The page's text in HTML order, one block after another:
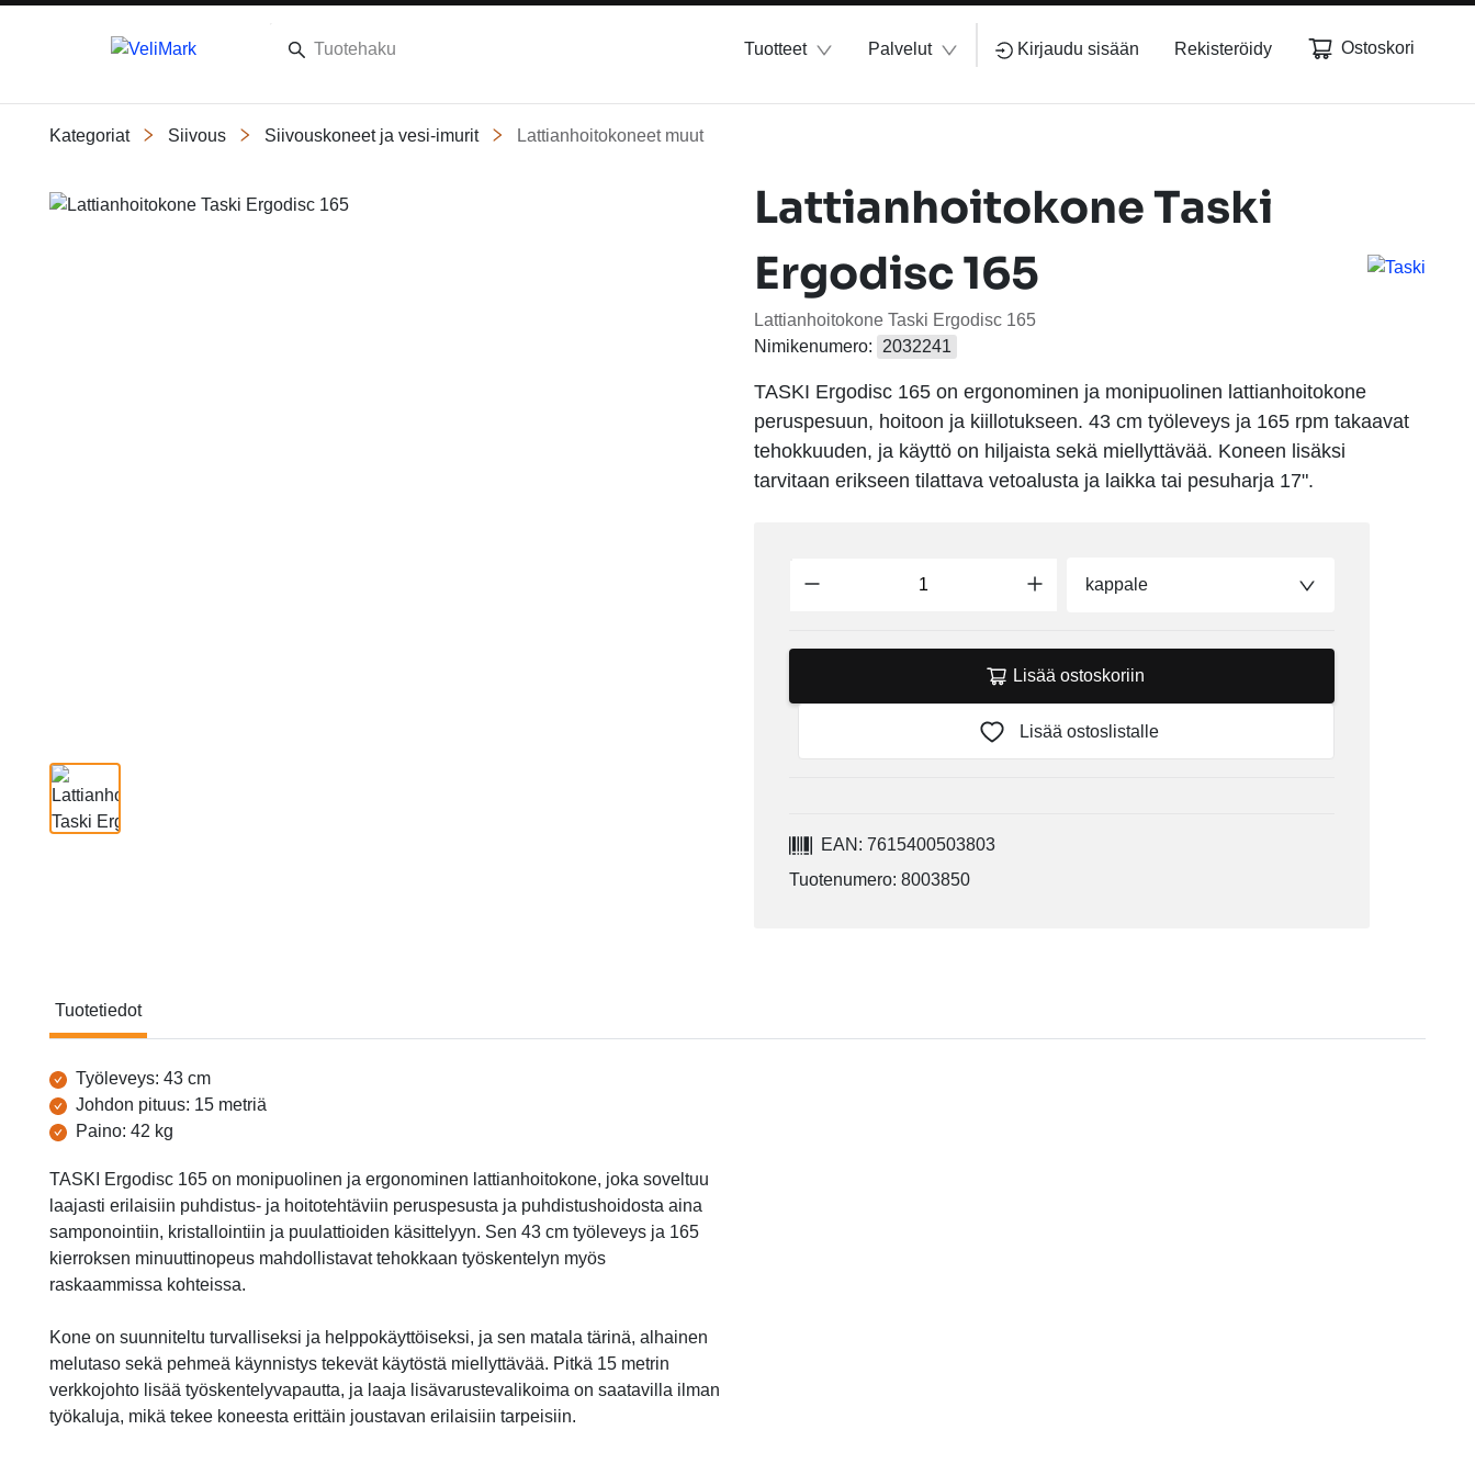
Tuotteet Palvelut Kirjaudu sisään Rekisteröidy Ostoskori
Kategoriat Siivous Siivouskoneet ja vesi-imurit Lattianhoitokoneet muut
Slide 1 of 1
Lattianhoitokone Taski
Ergodisc 165
Lattianhoitokone Taski Ergodisc 165
Nimikenumero:
2032241
TASKI Ergodisc 165 on ergonominen ja monipuolinen lattianhoitokone
peruspesuun, hoitoon ja kiillotukseen. 43 cm työleveys ja 165 rpm takaavat
tehokkuuden, ja käyttö on hiljaista sekä miellyttävää. Koneen lisäksi
tarvitaan erikseen tilattava vetoalusta ja laikka tai pesuharja 17".
kappale
Lisää ostoskoriin
Lisää ostoslistalle
EAN: 7615400503803
Tuotenumero: 8003850
Tuotetiedot
Tuotetiedot
Työleveys: 43 cm
Johdon pituus: 15 metriä
Paino: 42 kg
TASKI Ergodisc 165 on monipuolinen ja ergonominen lattianhoitokone, joka soveltuu
laajasti erilaisiin puhdistus- ja hoitotehtäviin peruspesusta ja puhdistushoidosta aina
samponointiin, kristallointiin ja puulattioiden käsittelyyn. Sen 43 cm työleveys ja 165
kierroksen minuuttinopeus mahdollistavat tehokkaan työskentelyn myös
raskaammissa kohteissa.
Kone on suunniteltu turvalliseksi ja helppokäyttöiseksi, ja sen matala tärinä, alhainen
melutaso sekä pehmeä käynnistys tekevät käytöstä miellyttävää. Pitkä 15 metrin
verkkojohto lisää työskentelyvapautta, ja laaja lisävarustevalikoima on saatavilla ilman
työkaluja, mikä tekee koneesta erittäin joustavan erilaisiin tarpeisiin.